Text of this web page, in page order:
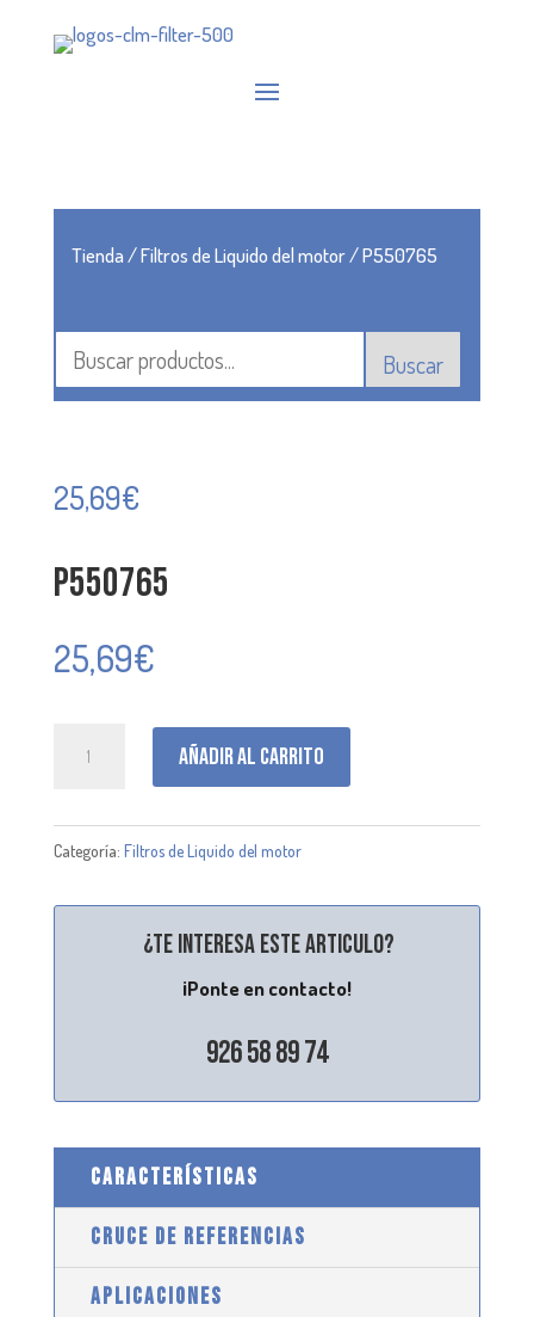
Tienda/Filtros de Liquido del motor/ P550765
Buscar
25,69€
P550765
25,69€
Añadir al carrito
Categoría: Filtros de Liquido del motor
¿Te interesa este articulo?
¡Ponte en contacto!
926 58 89 74
CARACTERÍSTICAS
CRUCE DE REFERENCIAS
APLICACIONES